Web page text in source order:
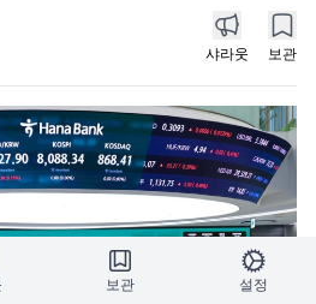
샤라웃 보관
보관 설정